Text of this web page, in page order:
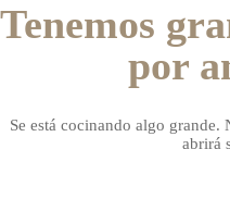
Tenemos
por
Se está cocinando algo grande.
abrirá